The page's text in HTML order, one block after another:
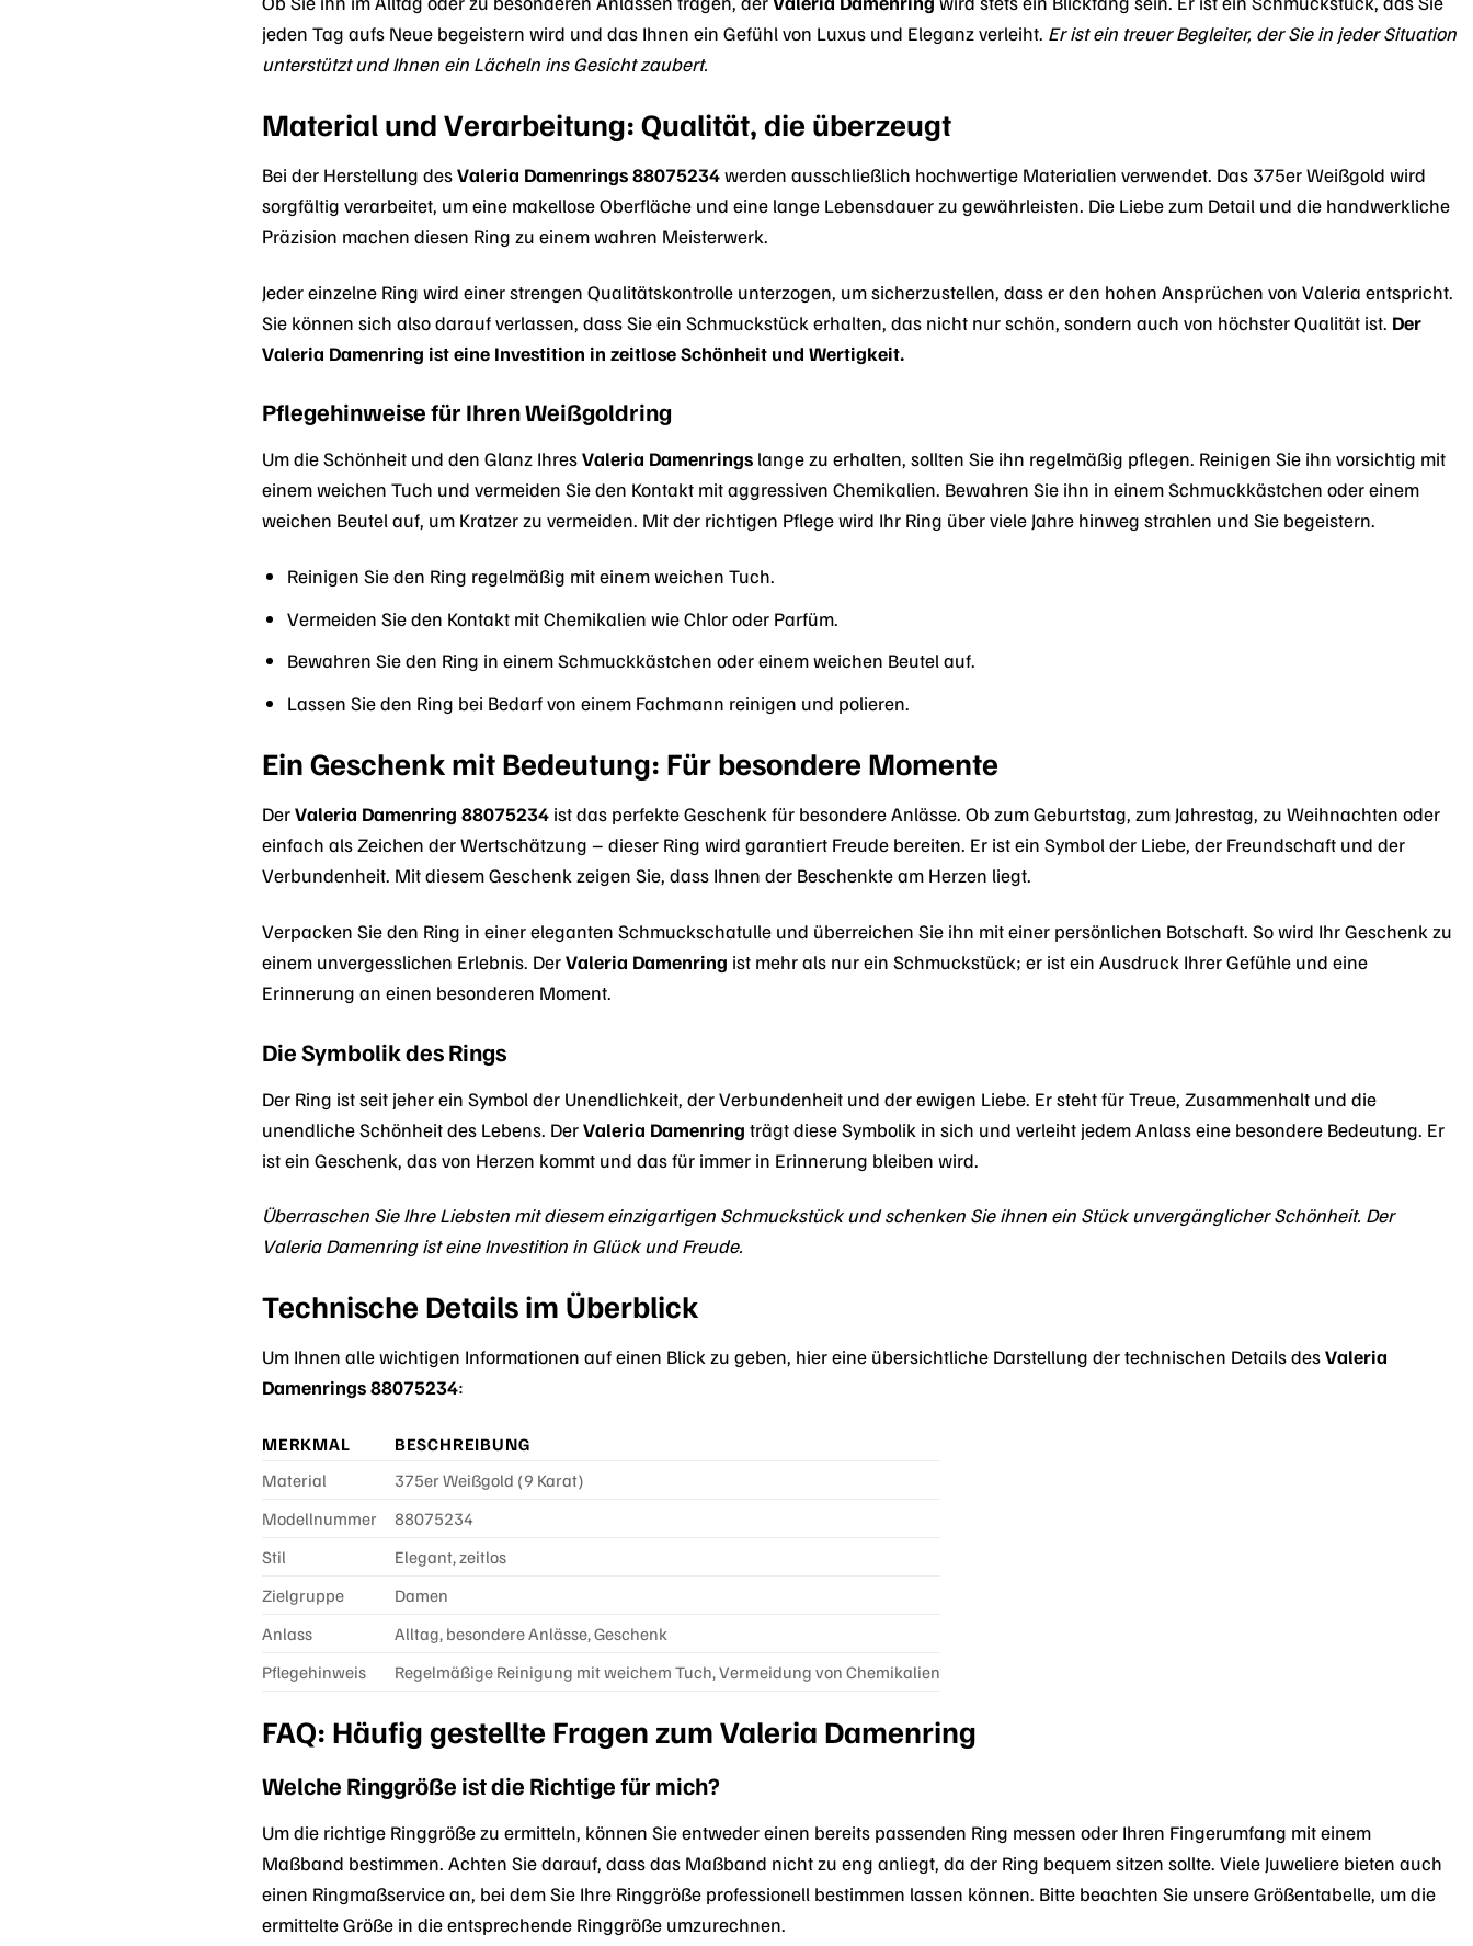
jeden Tag aufs Neue begeistern wird und das Ihnen ein Gefühl von Luxus und Eleganz verleiht. Er ist ein treuer Begleiter, der Sie in jeder Situation
unterstützt und Ihnen ein Lächeln ins Gesicht zaubert.
Material und Verarbeitung: Qualität, die überzeugt
Bei der Herstellung desValeria Damenrings 88075234werden ausschließlich hochwertige Materialien verwendet. Das 375er Weißgold wird
sorgfältig verarbeitet, um eine makellose Oberfläche und eine lange Lebensdauer zu gewährleisten. Die Liebe zum Detail und die handwerkliche
Präzision machen diesen Ring zu einem wahren Meisterwerk.
Jeder einzelne Ring wird einer strengen Qualitätskontrolle unterzogen, um sicherzustellen, dass er den hohen Ansprüchen von Valeria entspricht.
Sie können sich also darauf verlassen, dass Sie ein Schmuckstück erhalten, das nicht nur schön, sondern auch von höchster Qualität ist. Der
Valeria Damenring ist eine Investition in zeitlose Schönheit und Wertigkeit.
Pflegehinweise für Ihren Weißgoldring
Um die Schönheit und den Glanz IhresValeria Damenrings lange zu erhalten, sollten Sie ihn regelmäßig pflegen. Reinigen Sie ihn vorsichtig mit
einem weichen Tuch und vermeiden Sie den Kontakt mit aggressiven Chemikalien. Bewahren Sie ihn in einem Schmuckkästchen oder einem
weichen Beutel auf, um Kratzer zu vermeiden. Mit der richtigen Pflege wird Ihr Ring über viele Jahre hinweg strahlen und Sie begeistern.
Reinigen Sie den Ring regelmäßig mit einem weichen Tuch.
Vermeiden Sie den Kontakt mit Chemikalien wie Chlor oder Parfüm.
Bewahren Sie den Ring in einem Schmuckkästchen oder einem weichen Beutel auf.
Lassen Sie den Ring bei Bedarf von einem Fachmann reinigen und polieren.
Ein Geschenk mit Bedeutung: Für besondere Momente
DerValeria Damenring 88075234 ist das perfekte Geschenk für besondere Anlässe. Ob zum Geburtstag, zum Jahrestag, zu Weihnachten oder
einfach als Zeichen der Wertschätzung – dieser Ring wird garantiert Freude bereiten. Er ist ein Symbol der Liebe, der Freundschaft und der
Verbundenheit. Mit diesem Geschenk zeigen Sie, dass Ihnen der Beschenkte am Herzen liegt.
Verpacken Sie den Ring in einer eleganten Schmuckschatulle und überreichen Sie ihn mit einer persönlichen Botschaft. So wird Ihr Geschenk zu
einem unvergesslichen Erlebnis. DerValeria Damenring ist mehr als nur ein Schmuckstück; er ist ein Ausdruck Ihrer Gefühle und eine
Erinnerung an einen besonderen Moment.
Die Symbolik des Rings
Der Ring ist seit jeher ein Symbol der Unendlichkeit, der Verbundenheit und der ewigen Liebe. Er steht für Treue, Zusammenhalt und die
unendliche Schönheit des Lebens. DerValeria Damenring trägt diese Symbolik in sich und verleiht jedem Anlass eine besondere Bedeutung. Er
ist ein Geschenk, das von Herzen kommt und das für immer in Erinnerung bleiben wird.
Überraschen Sie Ihre Liebsten mit diesem einzigartigen Schmuckstück und schenken Sie ihnen ein Stück unvergänglicher Schönheit. Der
Valeria Damenring ist eine Investition in Glück und Freude.
Technische Details im Überblick
Um Ihnen alle wichtigen Informationen auf einen Blick zu geben, hier eine übersichtliche Darstellung der technischen Details desValeria
Damenrings 88075234:
MERKMAL
BESCHREIBUNG
Material
375er Weißgold (9 Karat)
Modellnummer
88075234
Stil
Elegant, zeitlos
Zielgruppe
Damen
Anlass
Alltag, besondere Anlässe, Geschenk
Pflegehinweis
Regelmäßige Reinigung mit weichem Tuch, Vermeidung von Chemikalien
FAQ: Häufig gestellte Fragen zum Valeria Damenring
Welche Ringgröße ist die Richtige für mich?
Um die richtige Ringgröße zu ermitteln, können Sie entweder einen bereits passenden Ring messen oder Ihren Fingerumfang mit einem
Maßband bestimmen. Achten Sie darauf, dass das Maßband nicht zu eng anliegt, da der Ring bequem sitzen sollte. Viele Juweliere bieten auch
einen Ringmaßservice an, bei dem Sie Ihre Ringgröße professionell bestimmen lassen können. Bitte beachten Sie unsere Größentabelle, um die
ermittelte Größe in die entsprechende Ringgröße umzurechnen.